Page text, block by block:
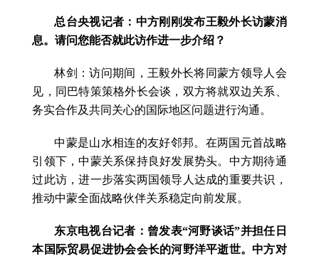
总台央视记者：中方刚刚发布王毅外长访蒙消
息。请问您能否就此访作进一步介绍？
林剑：访问期间，王毅外长将同蒙方领导人会
见，同巴特策策格外长会谈，双方将就双边关系、
务实合作及共同关心的国际地区问题进行沟通。
中蒙是山水相连的友好邻邦。在两国元首战略
引领下，中蒙关系保持良好发展势头。中方期待通
过此访，进一步落实两国领导人达成的重要共识，
推动中蒙全面战略伙伴关系稳定向前发展。
东京电视台记者：曾发表“河野谈话”并担任日
本国际贸易促进协会会长的河野洋平逝世。中方对